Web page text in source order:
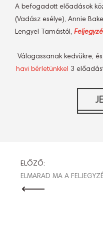
A befogadott előadások
(Vadász esélye), Annie
Lengyel Tamástól,
Válogassanak kedvükre,
havi bérletünkkel 3
ELŐZŐ:
ELMARAD MA A